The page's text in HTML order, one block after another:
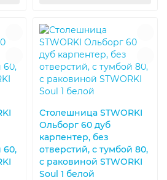
60,
Столешница STWORKI
Ольборг 60 дуб
карпентер, без
отверстий, с тумбой 80,
с раковиной STWORKI
Soul 1 белой